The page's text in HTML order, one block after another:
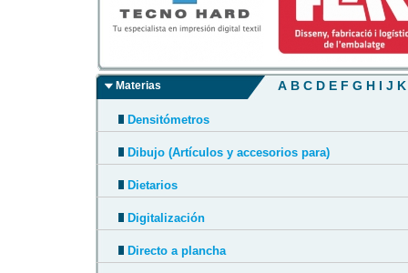
Materias A B C D E F G H I J K
Densitómetros
Dibujo (Artículos y accesorios para)
Dietarios
Digitalización
Directo a plancha